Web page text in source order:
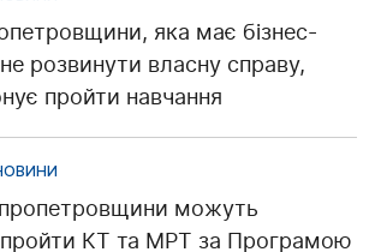
яка має бізнес-
розвинути власну справу,
пройти навчання
можуть
КТ та МРТ за Програмою